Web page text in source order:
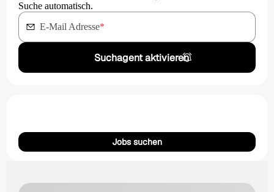
Suche automatisch.
E-Mail Adresse*
Suchagent aktivieren
Jobs suchen